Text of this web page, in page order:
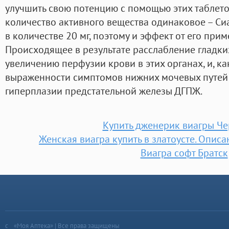
улучшить свою потенцию с помощью этих
количество активного вещества одинаковое –
в количестве 20 мг, поэтому и эффект от его
Происходящее в результате расслабление
увеличению перфузии крови в этих органах, и,
выраженности симптомов нижних мочевых
гиперплазии предстательной железы ДГПЖ.
Купить дженерик виагры
Женская виагра купить в златоусте.
Виагра софт Братск
«Моя Аптека» | Все права защищены